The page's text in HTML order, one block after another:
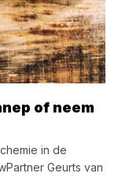
of neem
in de
Geurts van